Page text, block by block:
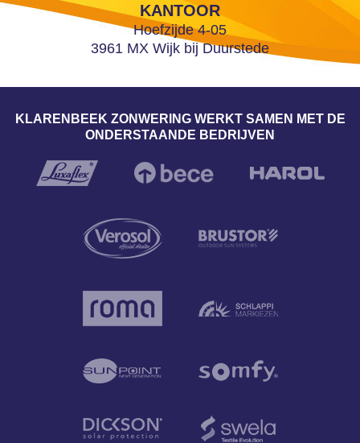
KANTOOR
Hoefzijde 4-05
3961 MX Wijk bij Duurstede
KLARENBEEK ZONWERING WERKT SAMEN MET DE
ONDERSTAANDE BEDRIJVEN